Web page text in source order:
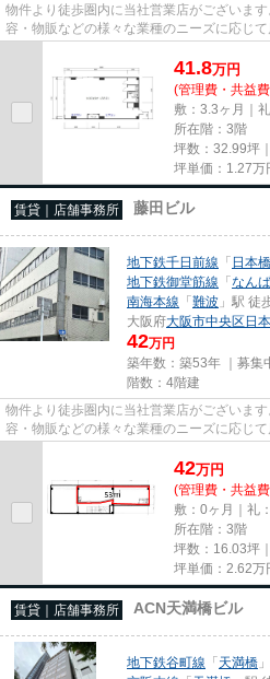
物件より徒歩圏内に当社営業店がございま
容・物販などの様々な業種のニーズに応じ
尚、弊社ではおとり広告は一切...
41.8万円
(管理費・共益
敷：3.3ヶ月｜
所在階：3階
坪数：32.99坪
坪単価： 1.27万
賃貸｜店舗事務所 藤田ビル
地下鉄千日前線 「 日本橋
地下鉄御堂筋線 「なんば
南海本線 「難波 」駅 徒
大阪府大阪市中央区日
42万円
築年数：築53年 ｜募集
階数：4階建
物件より徒歩圏内に当社営業店がございま
容・物販などの様々な業種のニーズに応じ
尚、弊社ではおとり広告は一切...
42万円
(管理費・共益
敷：0ヶ月｜礼
所在階：3階
坪数：16.03坪
坪単価： 2.62万
賃貸｜店舗事務所 ACN天満橋ビル
地下鉄谷町線 「天満橋